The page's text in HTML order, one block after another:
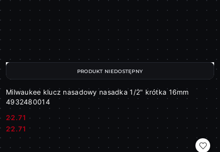
Milwaukee klucz nasadowy nasadka 1/2" krótka 16mm
4932480014
Cena:
22.71
Cena:
22.71
PRODUKT NIEDOSTĘPNY